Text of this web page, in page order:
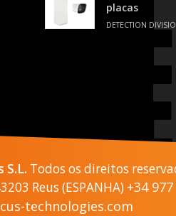
placas
DETECTION
S.L. Todos os direitos
Reus (ESPANHA) +34
technologies.com